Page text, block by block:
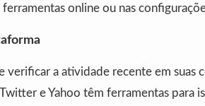
ferramentas online ou nas
verificar a atividade recente em suas
e Yahoo têm ferramentas para